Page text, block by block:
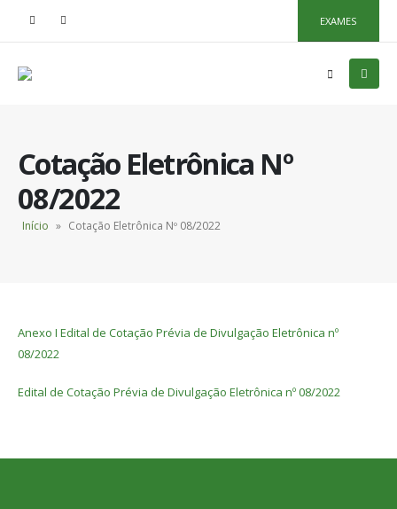
EXAMES
Cotação Eletrônica Nº
08/2022
Início » Cotação Eletrônica Nº 08/2022
Anexo I Edital de Cotação Prévia de Divulgação Eletrônica nº
08/2022
Edital de Cotação Prévia de Divulgação Eletrônica nº 08/2022